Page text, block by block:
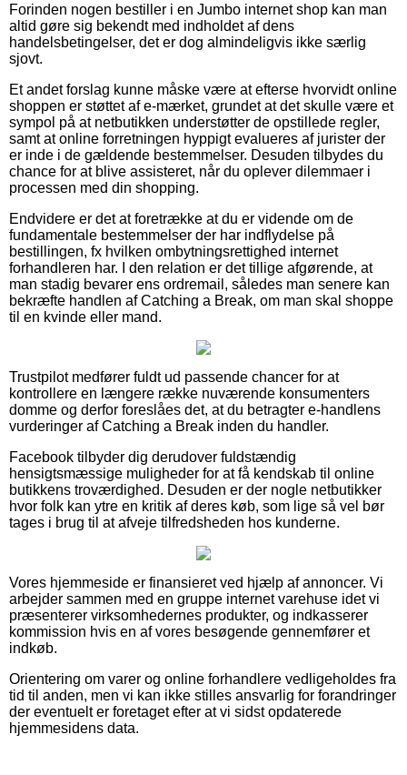
Forinden nogen bestiller i en Jumbo internet shop kan man
altid gøre sig bekendt med indholdet af dens
handelsbetingelser, det er dog almindeligvis ikke særlig
sjovt.
Et andet forslag kunne måske være at efterse hvorvidt online
shoppen er støttet af e-mærket, grundet at det skulle være et
sympol på at netbutikken understøtter de opstillede regler,
samt at online forretningen hyppigt evalueres af jurister der
er inde i de gældende bestemmelser. Desuden tilbydes du
chance for at blive assisteret, når du oplever dilemmaer i
processen med din shopping.
Endvidere er det at foretrække at du er vidende om de
fundamentale bestemmelser der har indflydelse på
bestillingen, fx hvilken ombytningsrettighed internet
forhandleren har. I den relation er det tillige afgørende, at
man stadig bevarer ens ordremail, således man senere kan
bekræfte handlen af Catching a Break, om man skal shoppe
til en kvinde eller mand.
Trustpilot medfører fuldt ud passende chancer for at
kontrollere en længere række nuværende konsumenters
domme og derfor foreslåes det, at du betragter e-handlens
vurderinger af Catching a Break inden du handler.
Facebook tilbyder dig derudover fuldstændig
hensigtsmæssige muligheder for at få kendskab til online
butikkens troværdighed. Desuden er der nogle netbutikker
hvor folk kan ytre en kritik af deres køb, som lige så vel bør
tages i brug til at afveje tilfredsheden hos kunderne.
Vores hjemmeside er finansieret ved hjælp af annoncer. Vi
arbejder sammen med en gruppe internet varehuse idet vi
præsenterer virksomhedernes produkter, og indkasserer
kommission hvis en af vores besøgende gennemfører et
indkøb.
Orientering om varer og online forhandlere vedligeholdes fra
tid til anden, men vi kan ikke stilles ansvarlig for forandringer
der eventuelt er foretaget efter at vi sidst opdaterede
hjemmesidens data.